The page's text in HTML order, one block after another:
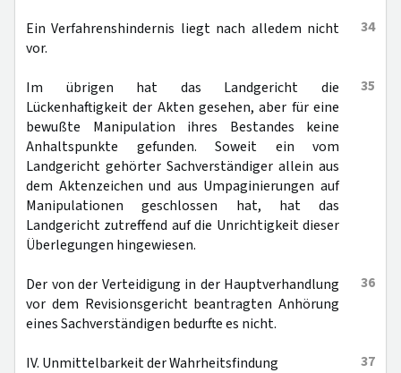
34
Ein Verfahrenshindernis liegt nach alledem nicht
vor.
35
Im übrigen hat das Landgericht die
Lückenhaftigkeit der Akten gesehen, aber für eine
bewußte Manipulation ihres Bestandes keine
Anhaltspunkte gefunden. Soweit ein vom
Landgericht gehörter Sachverständiger allein aus
dem Aktenzeichen und aus Umpaginierungen auf
Manipulationen geschlossen hat, hat das
Landgericht zutreffend auf die Unrichtigkeit dieser
Überlegungen hingewiesen.
36
Der von der Verteidigung in der Hauptverhandlung
vor dem Revisionsgericht beantragten Anhörung
eines Sachverständigen bedurfte es nicht.
37
IV. Unmittelbarkeit der Wahrheitsfindung